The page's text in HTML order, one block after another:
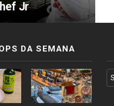
Jr
DA SEMANA